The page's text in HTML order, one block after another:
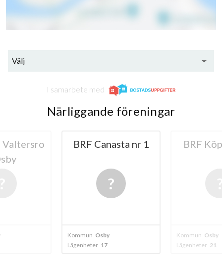
Välj
I samarbete med
Närliggande föreningar
Valtersro
BRF Canasta nr 1
Kommun Osby
Lägenheter 17
BRF
Kommun Osby
Lägenheter 21